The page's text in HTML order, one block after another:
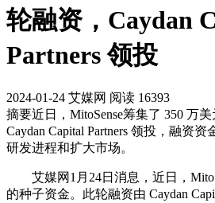
轮融资，Caydan
Partners 领投
2024-01-24 艾媒网 阅读 16393
摘要近日，MitoSense筹集了 350 万
Caydan Capital Partners 领投，融资资
研发进程和扩大市场。
艾媒网1月24日消息，近日，
的种子资金。此轮融资由 Caydan